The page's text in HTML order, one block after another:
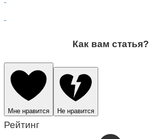
Как вам статья?
Мне нравится Не нравится
Рейтинг